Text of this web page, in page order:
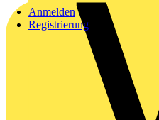
Anmelden
Registrierung